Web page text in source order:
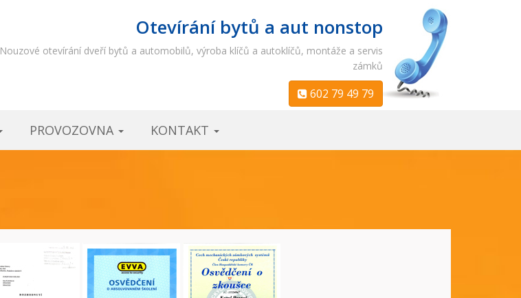
Otevírání bytů a aut nonstop
Nouzové otevírání dveří bytů a automobilů, výroba klíčů a autoklíčů, montáže a servis
zámků
602 79 49 79
PROVOZOVNA KONTAKT